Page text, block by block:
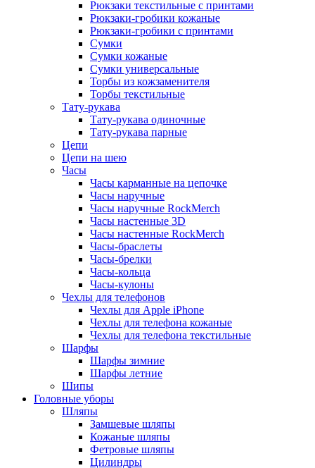
Рюкзаки текстильные с принтами
Рюкзаки-гробики кожаные
Рюкзаки-гробики с принтами
Сумки
Сумки кожаные
Сумки универсальные
Торбы из кожзаменителя
Торбы текстильные
Тату-рукава
Тату-рукава одиночные
Тату-рукава парные
Цепи
Цепи на шею
Часы
Часы карманные на цепочке
Часы наручные
Часы наручные RockMerch
Часы настенные 3D
Часы настенные RockMerch
Часы-браслеты
Часы-брелки
Часы-кольца
Часы-кулоны
Чехлы для телефонов
Чехлы для Apple iPhone
Чехлы для телефона кожаные
Чехлы для телефона текстильные
Шарфы
Шарфы зимние
Шарфы летние
Шипы
Головные уборы
Шляпы
Замшевые шляпы
Кожаные шляпы
Фетровые шляпы
Цилиндры